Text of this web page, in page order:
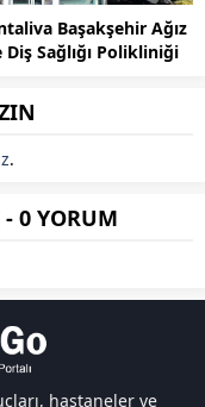
Başakşehir Ağız
Diş Sağlığı Polikliniği
.
0 YORUM
hastaneler ve